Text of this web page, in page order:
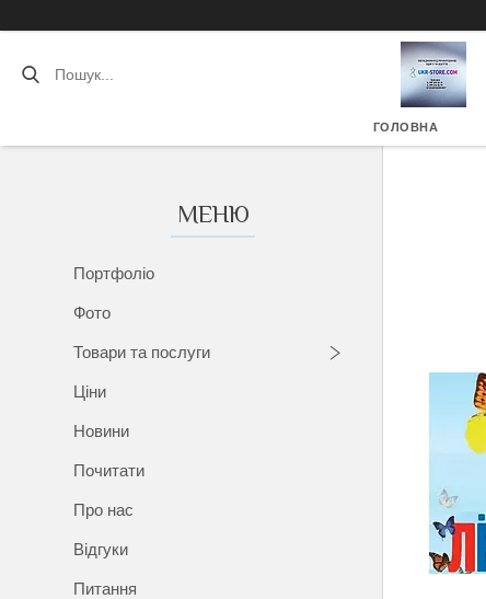
ГОЛОВНА
Портфоліо
Фото
Товари та послуги
Ціни
Новини
Почитати
Про нас
Відгуки
Питання